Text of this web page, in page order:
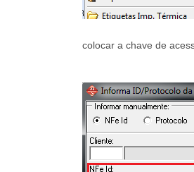
colocar a chave de